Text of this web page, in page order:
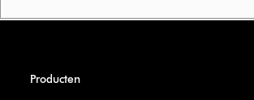
Producten